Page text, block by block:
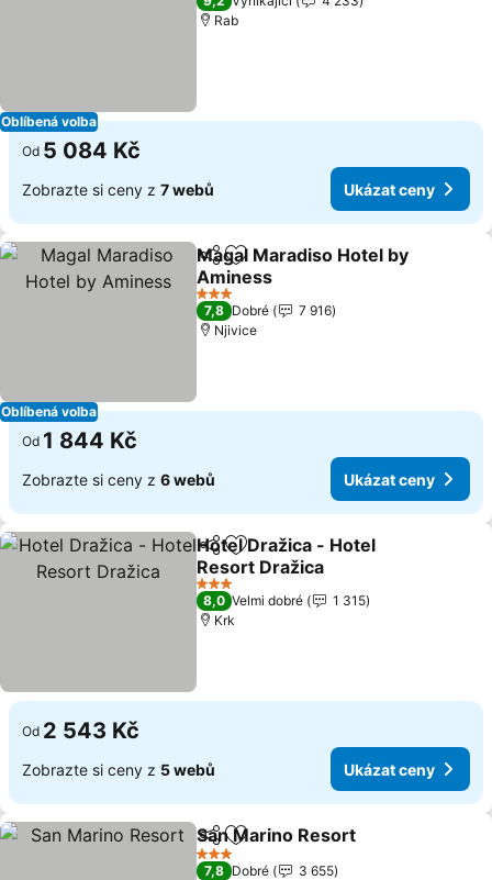
Oblíbená volba
Rab
Od 5 084 Kč
Zobrazte si ceny z 7 webů Ukázat ceny
Oblíbená volba
SdíletPřidat na seznam oblíbených
Magal Maradiso Hotel by
Aminess
3 Počet hvězdiček
7,8 Dobré
7 916
Njivice
Od 1 844 Kč
Zobrazte si ceny z 6 webů Ukázat ceny
SdíletPřidat na seznam oblíbených
Hotel Dražica - Hotel
Resort Dražica
3 Počet hvězdiček
8,0 Velmi dobré
1 315
Krk
Od 2 543 Kč
Zobrazte si ceny z 5 webů Ukázat ceny
SdíletPřidat na seznam oblíbených
San Marino Resort
3 Počet hvězdiček
7,8 Dobré
3 655